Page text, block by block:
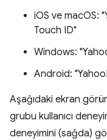
iOS ve macOS:
Touch ID"
Windows:
Android:
Aşağıdaki ekran
grubu kullanıcı
deneyimini (sağda)